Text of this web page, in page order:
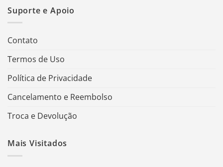
Suporte e Apoio
Contato
Termos de Uso
Política de Privacidade
Cancelamento e Reembolso
Troca e Devolução
Mais Visitados